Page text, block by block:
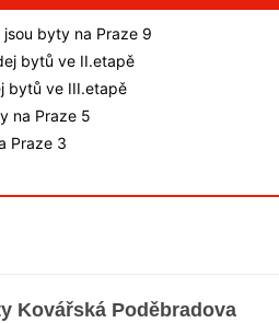
jsou byty na Praze 9
bytů ve II.etapě
bytů ve III.etapě
na Praze 5
Praze 3
Kovářská Poděbradova